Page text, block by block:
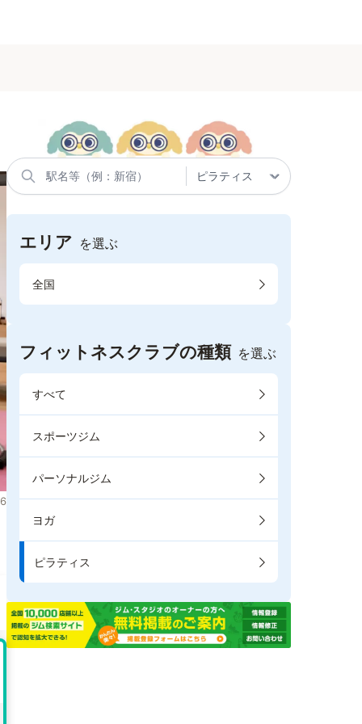
エリア を選ぶ
全国
フィットネスクラブの種類 を選ぶ
すべて
スポーツジム
パーソナルジム
ヨガ
ピラティス